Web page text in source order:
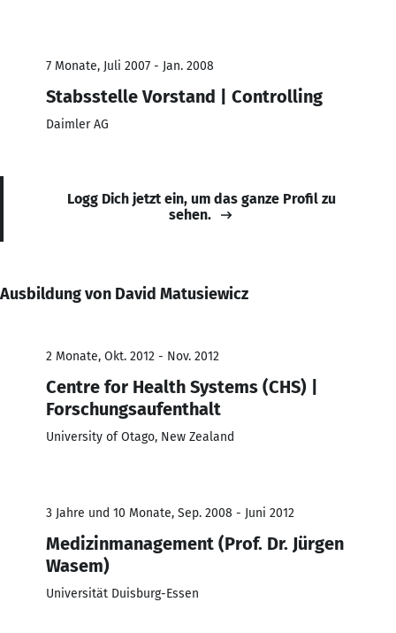
7 Monate, Juli 2007 - Jan. 2008
Stabsstelle Vorstand | Controlling
Daimler AG
Logg Dich jetzt ein, um das ganze Profil zu
sehen.
Ausbildung von David Matusiewicz
2 Monate, Okt. 2012 - Nov. 2012
Centre for Health Systems (CHS) |
Forschungsaufenthalt
University of Otago, New Zealand
3 Jahre und 10 Monate, Sep. 2008 - Juni 2012
Medizinmanagement (Prof. Dr. Jürgen
Wasem)
Universität Duisburg-Essen